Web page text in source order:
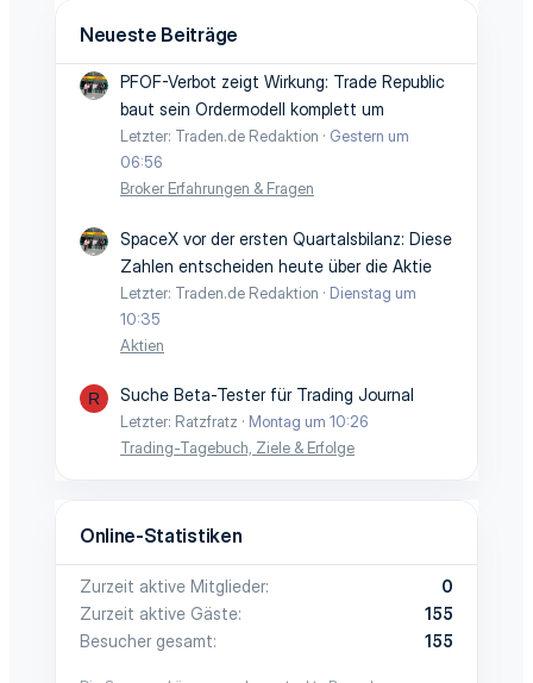
Neueste Beiträge
PFOF-Verbot zeigt Wirkung: Trade Republic
baut sein Ordermodell komplett um
Letzter: Traden.de Redaktion
Gestern um
06:56
Broker Erfahrungen & Fragen
SpaceX vor der ersten Quartalsbilanz: Diese
Zahlen entscheiden heute über die Aktie
Letzter: Traden.de Redaktion
Dienstag um
10:35
Aktien
R Suche Beta-Tester für Trading Journal
Letzter: Ratzfratz
Montag um 10:26
Trading-Tagebuch, Ziele & Erfolge
Online-Statistiken
Zurzeit aktive Mitglieder
0
Zurzeit aktive Gäste
155
Besucher gesamt
155